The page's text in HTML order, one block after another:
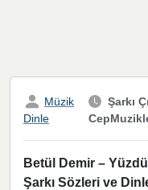
Müzik
Dinle
Şarkı
Betül Demir –
Şarkı Sözleri ve